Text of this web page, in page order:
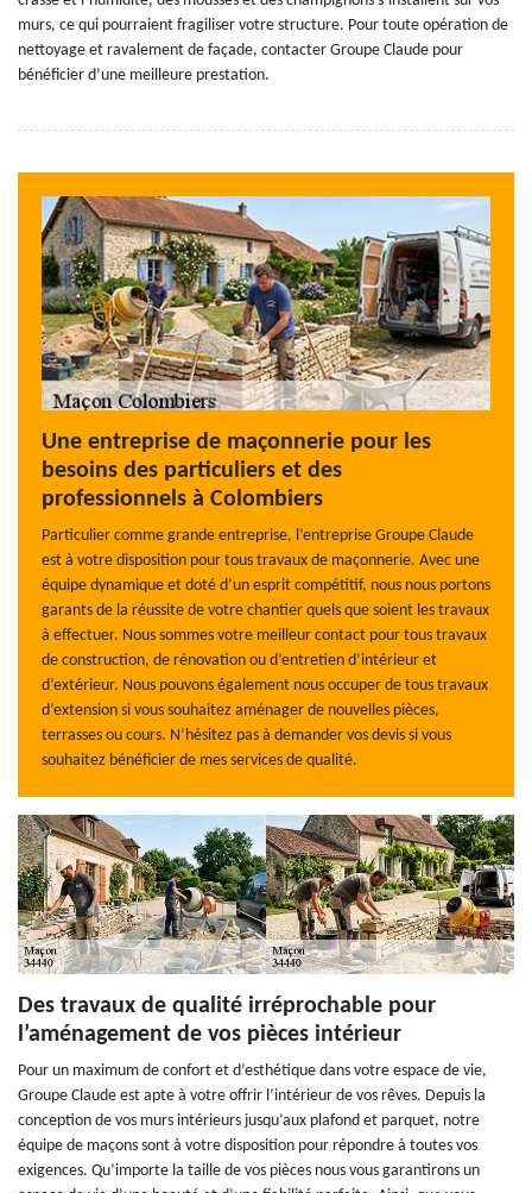
murs, ce qui pourraient fragiliser votre structure. Pour toute opération de
nettoyage et ravalement de façade, contacter Groupe Claude pour
bénéficier d’une meilleure prestation.
Une entreprise de maçonnerie pour les
besoins des particuliers et des
professionnels à Colombiers
Particulier comme grande entreprise, l’entreprise Groupe Claude
est à votre disposition pour tous travaux de maçonnerie. Avec une
équipe dynamique et doté d’un esprit compétitif, nous nous portons
garants de la réussite de votre chantier quels que soient les travaux
à effectuer. Nous sommes votre meilleur contact pour tous travaux
de construction, de rénovation ou d’entretien d’intérieur et
d’extérieur. Nous pouvons également nous occuper de tous travaux
d’extension si vous souhaitez aménager de nouvelles pièces,
terrasses ou cours. N’hésitez pas à demander vos devis si vous
souhaitez bénéficier de mes services de qualité.
Des travaux de qualité irréprochable pour
l’aménagement de vos pièces intérieur
Pour un maximum de confort et d’esthétique dans votre espace de vie,
Groupe Claude est apte à votre offrir l’intérieur de vos rêves. Depuis la
conception de vos murs intérieurs jusqu’aux plafond et parquet, notre
équipe de maçons sont à votre disposition pour répondre à toutes vos
exigences. Qu’importe la taille de vos pièces nous vous garantirons un